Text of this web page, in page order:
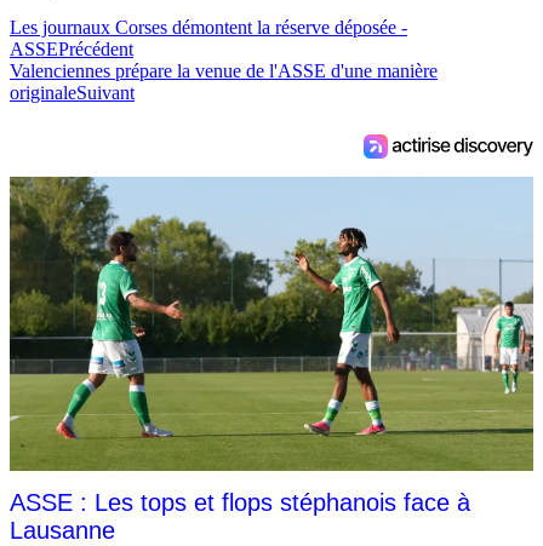
Les journaux Corses démontent la réserve déposée -
ASSEPrécédent
Valenciennes prépare la venue de l'ASSE d'une manière
originaleSuivant
ASSE : Les tops et flops stéphanois face à
Lausanne